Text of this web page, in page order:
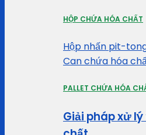
HỘP CHỨA HÓA CHẤT
Hộp nhấn pit-
Can chứa hóa
PALLET CHỨA HÓA
Giải pháp xử